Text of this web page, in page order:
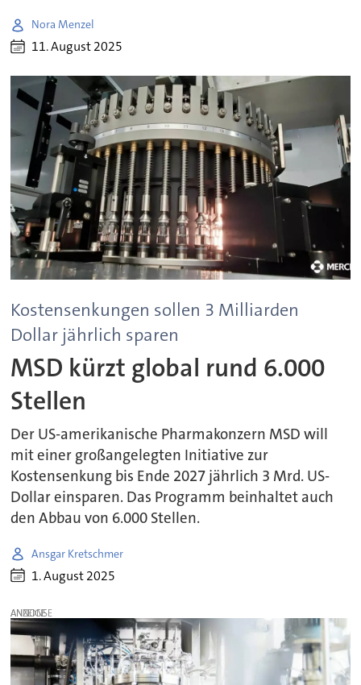
Nora Menzel
11. August 2025
Kostensenkungen sollen 3 Milliarden
Dollar jährlich sparen
MSD kürzt global rund 6.000
Stellen
Der US-amerikanische Pharmakonzern MSD will
mit einer großangelegten Initiative zur
Kostensenkung bis Ende 2027 jährlich 3 Mrd. US-
Dollar einsparen. Das Programm beinhaltet auch
den Abbau von 6.000 Stellen.
Ansgar Kretschmer
1. August 2025
ANZEIGE